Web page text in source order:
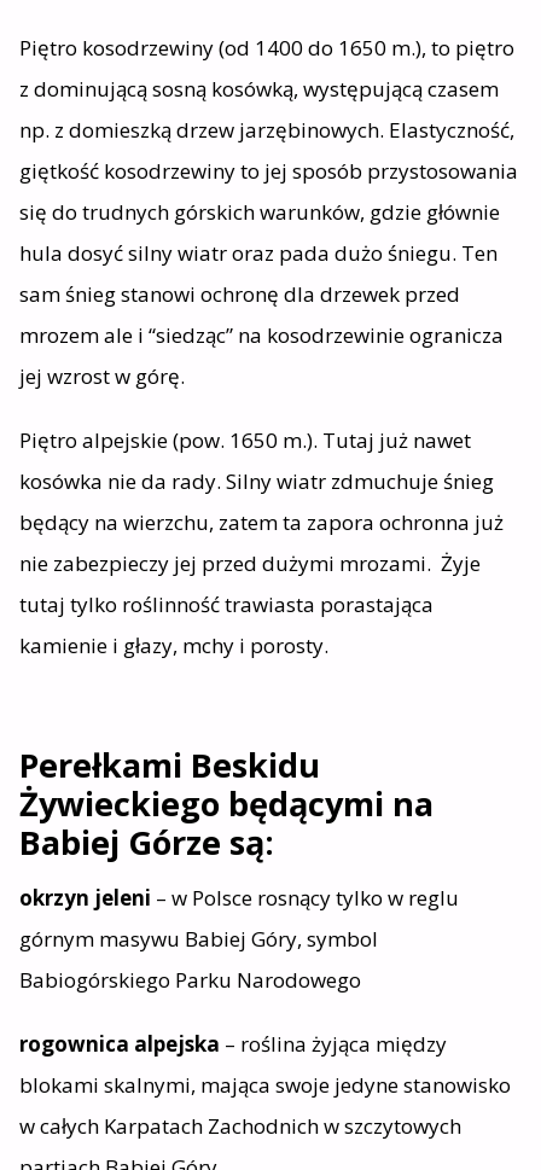
Piętro kosodrzewiny (od 1400 do 1650 m.), to piętro
z dominującą sosną kosówką, występującą czasem
np. z domieszką drzew jarzębinowych. Elastyczność,
giętkość kosodrzewiny to jej sposób przystosowania
się do trudnych górskich warunków, gdzie głównie
hula dosyć silny wiatr oraz pada dużo śniegu. Ten
sam śnieg stanowi ochronę dla drzewek przed
mrozem ale i “siedząc” na kosodrzewinie ogranicza
jej wzrost w górę.
Piętro alpejskie (pow. 1650 m.). Tutaj już nawet
kosówka nie da rady. Silny wiatr zdmuchuje śnieg
będący na wierzchu, zatem ta zapora ochronna już
nie zabezpieczy jej przed dużymi mrozami. Żyje
tutaj tylko roślinność trawiasta porastająca
kamienie i głazy, mchy i porosty.
Perełkami Beskidu
Żywieckiego będącymi na
Babiej Górze są:
okrzyn jeleni – w Polsce rosnący tylko w reglu
górnym masywu Babiej Góry, symbol
Babiogórskiego Parku Narodowego
rogownica alpejska – roślina żyjąca między
blokami skalnymi, mająca swoje jedyne stanowisko
w całych Karpatach Zachodnich w szczytowych